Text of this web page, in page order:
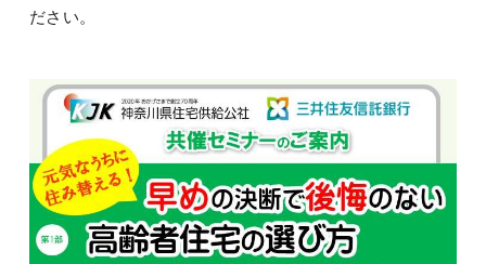
ださい。